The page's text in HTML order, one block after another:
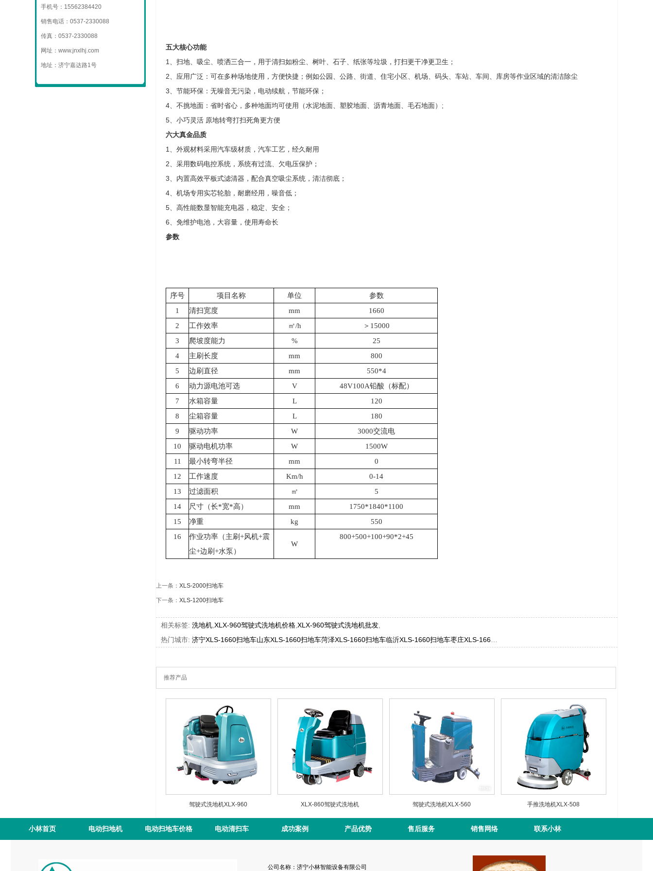
手机号：15562384420
销售电话：0537-2330088
传真：0537-2330088
网址：www.jnxlhj.com
地址：济宁嘉达路1号
五大核心功能
1、扫地、吸尘、喷洒三合一，用于清扫如粉尘、树叶、石子、纸张等垃圾，打扫更干净更卫生；
2、应用广泛：可在多种场地使用，方便快捷；例如公园、公路、街道、住宅小区、机场、码头、车站、车间、库房等作业区域的清洁除尘
3、节能环保：无噪音无污染，电动续航，节能环保；
4、 不挑地面：省时省心，多种地面均可使用（水泥地面、塑胶地面、沥青地面、毛石地面） ;
5、 小巧灵活 原地转弯打扫死角更方便
六大真金品质
1、外观材料采用汽车级材质，汽车工艺，经久耐用
2、采用数码电控系统，系统有过流、欠电压保护；
3、内置高效平板式滤清器，配合真空吸尘系统，清洁彻底；
4、机场专用实芯轮胎，耐磨经用，噪音低；
5、高性能数显智能充电器，稳定、安全；
6、免维护电池，大容量，使用寿命长
参数
序号 项目名称 单位
参数
1
清扫宽度 mm
1660
2
工作效率 ㎡/h ＞ 15000
3
爬坡度能力 %
25
4
主刷长度 mm
800
5
边刷直径 mm
550*4
6
动力源电池可选 V 48V100A铅酸（标配）
7
水箱容量 L
120
8
尘箱容量 L
180
9
驱动功率 W 3000交流电
10
驱动电机功率 W
1500W
11
最小转弯半径 mm
0
12
工作速度 Km/h
0-14
13
过滤面积 ㎡
5
14
尺寸（长*宽*高） mm
1750*1840*1100
15
净重 kg
550
16
作业功率（主刷+风机+震
尘+边刷+水泵）
W
800+500+100+90*2+45
上一条： XLS-2000扫地车
下一条： XLS-1200扫地车
相关标签: 洗地机 XLX-960驾驶式洗地机价格 XLX-960驾驶式洗地机批发
热门城市: 济宁XLS-1660扫地车山东XLS-1660扫地车菏泽XLS-1660扫地车临沂XLS-1660扫地车枣庄XLS-1660扫地车
推荐产品
驾驶式洗地机XLX-960 XLX-860驾驶式洗地机 驾驶式洗地机XLX-560 手推洗地机XLX-508
小林首页 电动扫地机 电动扫地车价格 电动清扫车 成功案例 产品优势 售后服务 销售网络 联系小林
公司名称：济宁小林智能设备有限公司